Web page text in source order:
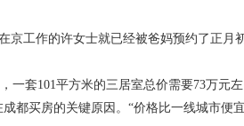
京工作的许女士就已经被爸妈预约了正月
一套101平方米的三居室总价需要73万元左
都买房的关键原因。“价格比一线城市便宜